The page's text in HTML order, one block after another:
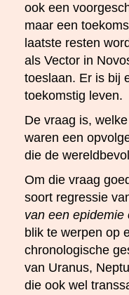
ook een
maar een
laatste resten
als Vector in
toeslaan. Er is bij
toekomstig leven.
De vraag is,
waren een
die de
Om die vraag
soort regressie
van een epidemie
blik te werpen op
chronologische
van Uranus,
die ook wel